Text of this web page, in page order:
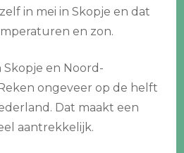
in mei in Skopje en dat
en zon.
Skopje en Noord-
ongeveer op de helft
Dat maakt een
aantrekkelijk.